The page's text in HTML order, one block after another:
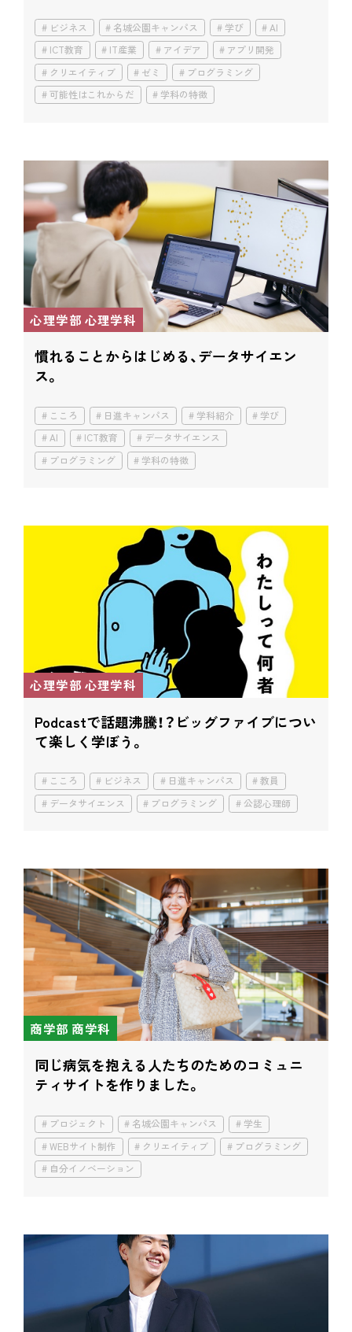
ビジネス 名城公園キャンパス 学び
AI
ICT教育
IT産業 アイデア
アプリ開発
クリエイティブ
ゼミ
プログラミング
可能性はこれからだ
学科の特徴
心理学部 心理学科
慣れることからはじめる、データサイエン
ス。
こころ 日進キャンパス 学科紹介
学び
AI
ICT教育
データサイエンス
プログラミング
学科の特徴
心理学部 心理学科
Podcastで話題沸騰！？ ビッグファイブについ
て楽しく学ぼう。
こころ ビジネス 日進キャンパス
教員
データサイエンス
プログラミング 公認心理師
商学部 商学科
同じ病気を抱える人たちのためのコミュニ
ティサイトを作りました。
プロジェクト 名城公園キャンパス
学生
WEBサイト制作
クリエイティブ
プログラミング
自分イノベーション